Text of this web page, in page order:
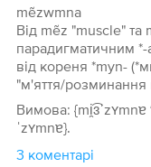
mẽzwmna
Від mẽz "muscle" та
парадигматичним *-
від кореня *myn-
"м'яття/розминання
Вимова: {mi̯͡ɜˈzʏmnɐ
ˈzʏmnɐ}.
3 коментарі